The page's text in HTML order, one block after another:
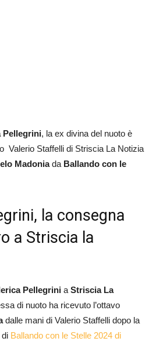
Pellegrini, la ex divina del nuoto è
Valerio Staffelli di Striscia La Notizia
Madoniada Ballando con le
la consegna
a Striscia la
Pellegrini aStriscia La
di nuoto ha ricevuto l’ottavo
dalle mani di Valerio Staffelli dopo la
di Ballando con le Stelle 2024 di